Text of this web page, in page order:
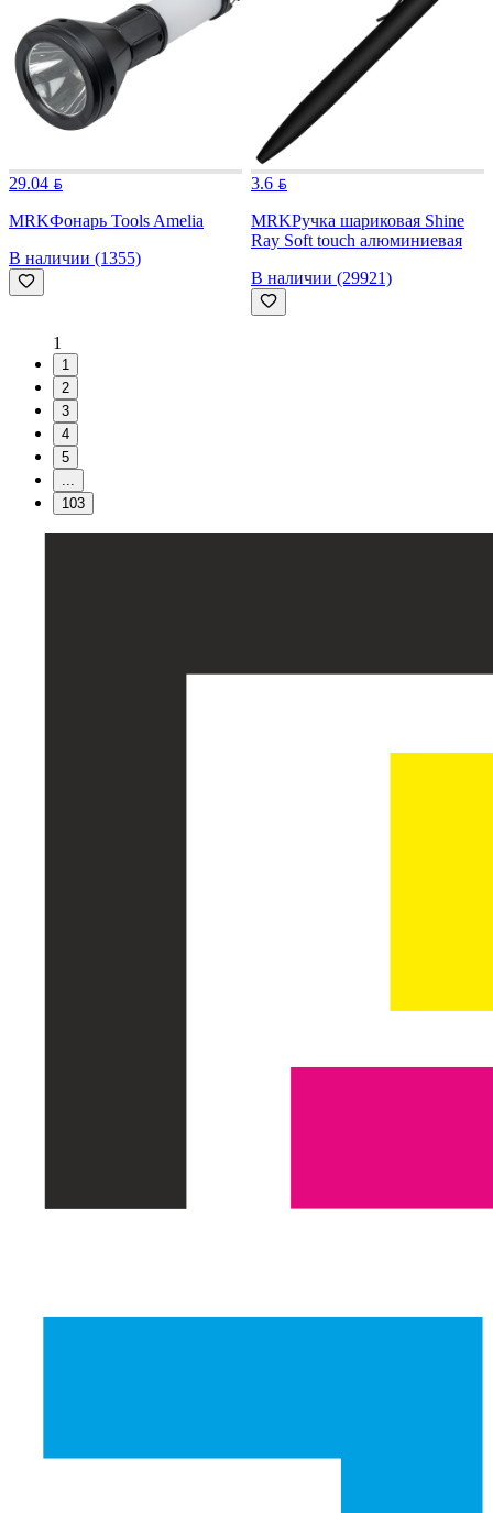
29.04
MRKФонарь Tools Amelia
В наличии (1355)
3.6
MRKРучка шариковая Shine
Ray Soft touch алюминиевая
В наличии (29921)
1
1
2
3
4
5
103